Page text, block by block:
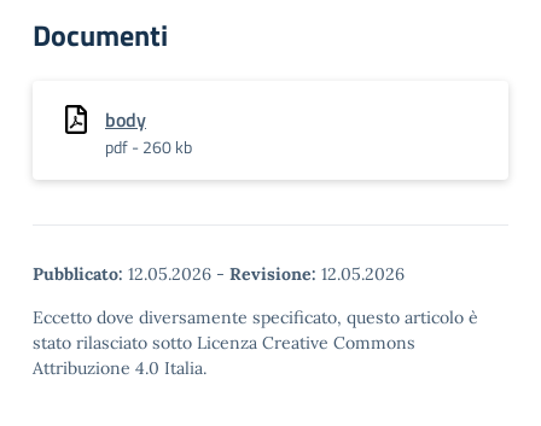
Documenti
body
pdf - 260 kb
Pubblicato: 12.05.2026 - Revisione: 12.05.2026
Eccetto dove diversamente specificato, questo articolo è
stato rilasciato sotto Licenza Creative Commons
Attribuzione 4.0 Italia.